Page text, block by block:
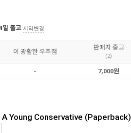
일 출고 지역변경
이 광활한 우주점
판매자 중고
(2)
- 7,000원
Young Conservative (Paperback)